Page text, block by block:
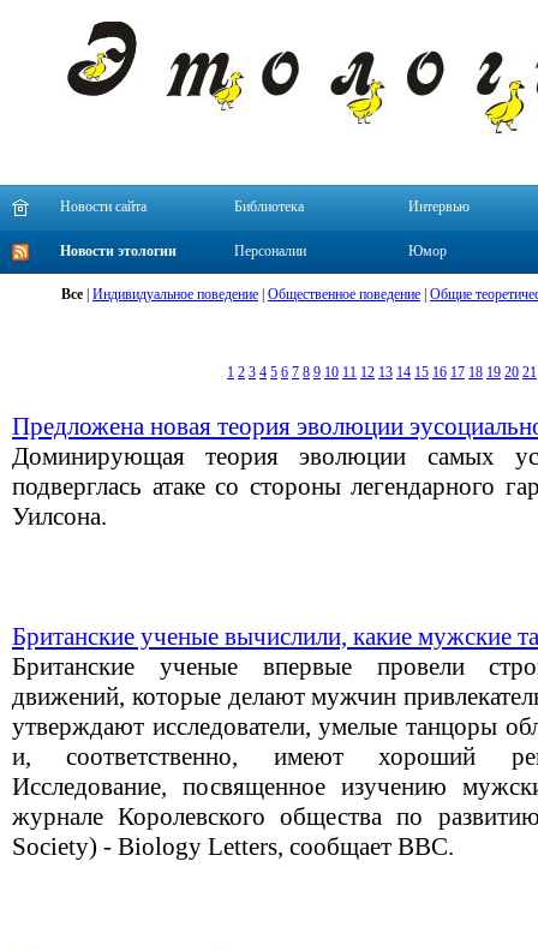
Новости сайта Библиотека Интервью
Новости этологии Персоналии Юмор
Все Индивидуальное поведение Общественное поведение Общие
1 2 3 4 5 6 7 8 9 10 11 12 13 14 15 16 17 18 19 20 21
Предложена новая теория эволюции
Доминирующая теория эволюции самых
подверглась атаке со стороны легендарного
Уилсона.
Британские ученые вычислили, какие мужские
Британские ученые впервые провели
движений, которые делают мужчин
утверждают исследователи, умелые танцоры
и, соответственно, имеют хороший
Исследование, посвященное изучению
журнале Королевского общества по
Society) - Biology Letters, сообщает BBC.